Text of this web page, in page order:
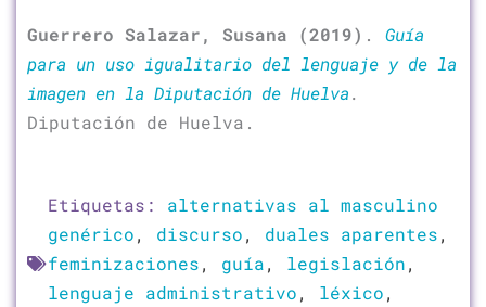
Guerrero Salazar, Susana (2019) . Guía
para un uso igualitario del lenguaje y de la
imagen en la Diputación de Huelva.
Diputación de Huelva.
Etiquetas: alternativas al masculino
genérico, discurso, duales aparentes,
feminizaciones, guía, legislación,
lenguaje administrativo, léxico,